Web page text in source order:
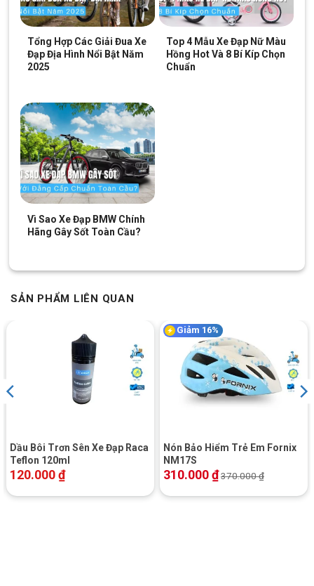
Tổng Hợp Các Giải Đua Xe
Đạp Địa Hình Nổi Bật Năm
2025
Top 4 Mẫu Xe Đạp Nữ Màu
Hồng Hot Và 8 Bí Kíp Chọn
Chuẩn
Vì Sao Xe Đạp BMW Chính
Hãng Gây Sốt Toàn Cầu?
SẢN PHẨM LIÊN QUAN
Dầu Bôi Trơn Sên Xe Đạp Raca
Teflon 120ml
120.000₫
Giảm 16%
Nón Bảo Hiểm Trẻ Em Fornix
NM17S
310.000₫370.000₫